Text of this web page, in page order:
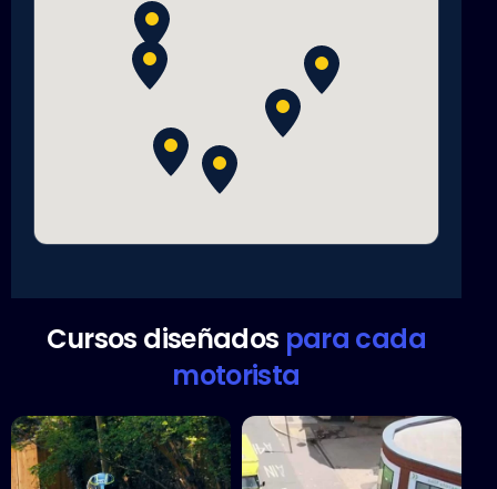
Cursos diseñados para cada
motorista